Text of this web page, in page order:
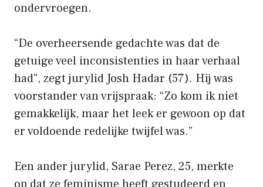
ondervroegen.
“De overheersende gedachte was dat de
getuige veel inconsistenties in haar verhaal
had”, zegt jurylid Josh Hadar (57). Hij was
voorstander van vrijspraak: “Zo kom ik niet
gemakkelijk, maar het leek er gewoon op dat
er voldoende redelijke twijfel was.”
Een ander jurylid, Sarae Perez, 25, merkte
op dat ze feminisme heeft gestudeerd en